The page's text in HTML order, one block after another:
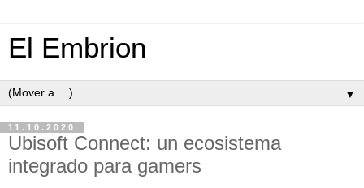
El Embrion
▼
11.10.2020
Ubisoft Connect: un ecosistema
integrado para gamers